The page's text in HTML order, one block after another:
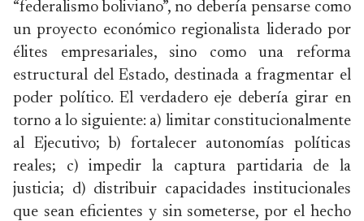
“federalismo boliviano”, no debería pensarse como
un proyecto económico regionalista liderado por
élites empresariales, sino como una reforma
estructural del Estado, destinada a fragmentar el
poder político. El verdadero eje debería girar en
torno a lo siguiente: a) limitar constitucionalmente
al Ejecutivo; b) fortalecer autonomías políticas
reales; c) impedir la captura partidaria de la
justicia; d) distribuir capacidades institucionales
que sean eficientes y sin someterse, por el hecho